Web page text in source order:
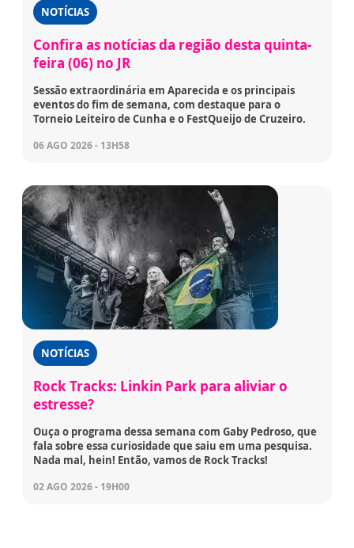
NOTÍCIAS
Confira as notícias da região desta quinta-
feira (06) no JR
Sessão extraordinária em Aparecida e os principais
eventos do fim de semana, com destaque para o
Torneio Leiteiro de Cunha e o FestQueijo de Cruzeiro.
06 AGO 2026 - 13H58
NOTÍCIAS
Rock Tracks: Linkin Park para aliviar o
estresse?
Ouça o programa dessa semana com Gaby Pedroso, que
fala sobre essa curiosidade que saiu em uma pesquisa.
Nada mal, hein! Então, vamos de Rock Tracks!
02 AGO 2026 - 19H00